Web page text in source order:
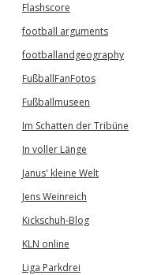
Flashscore
football arguments
footballandgeography
FußballFanFotos
Fußballmuseen
Im Schatten der Tribüne
In voller Länge
Janus' kleine Welt
Jens Weinreich
Kickschuh-Blog
KLN online
Liga Parkdrei